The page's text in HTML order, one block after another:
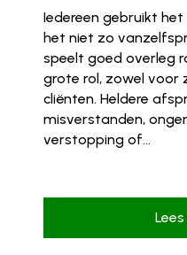
Iedereen gebruikt
het niet zo
speelt goed overleg
grote rol, zowel voor
cliënten. Heldere
misverstanden,
verstopping of...
Lees